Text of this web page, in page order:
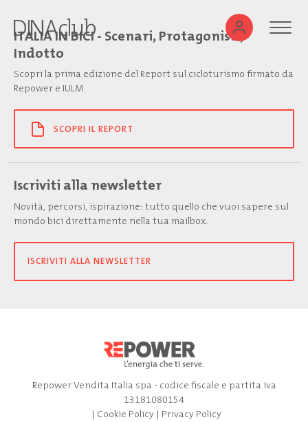
ITALIA IN BICI - Scenari, Protagonisti,
Indotto
Scopri la prima edizione del Report sul cicloturismo firmato da
Repower e IULM
SCOPRI IL REPORT
Iscriviti alla newsletter
Novità, percorsi, ispirazione: tutto quello che vuoi sapere sul
mondo bici direttamente nella tua mailbox.
ISCRIVITI ALLA NEWSLETTER
Repower Vendita Italia spa - codice fiscale e partita iva
13181080154
| Cookie Policy| Privacy Policy